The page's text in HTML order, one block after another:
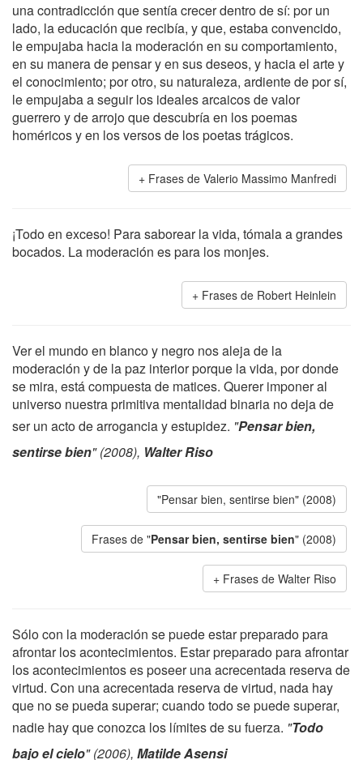
una contradicción que sentía crecer dentro de sí: por un
lado, la educación que recibía, y que, estaba convencido,
le empujaba hacia la moderación en su comportamiento,
en su manera de pensar y en sus deseos, y hacia el arte y
el conocimiento; por otro, su naturaleza, ardiente de por sí,
le empujaba a seguir los ideales arcaicos de valor
guerrero y de arrojo que descubría en los poemas
homéricos y en los versos de los poetas trágicos.
Frases de Valerio Massimo Manfredi
¡Todo en exceso! Para saborear la vida, tómala a grandes
bocados. La moderación es para los monjes.
Frases de Robert Heinlein
Ver el mundo en blanco y negro nos aleja de la
moderación y de la paz interior porque la vida, por donde
se mira, está compuesta de matices. Querer imponer al
universo nuestra primitiva mentalidad binaria no deja de
ser un acto de arrogancia y estupidez. "Pensar bien,
sentirse bien" (2008), Walter Riso
"Pensar bien, sentirse bien" (2008)
Frases de "Pensar bien, sentirse bien" (2008)
Frases de Walter Riso
Sólo con la moderación se puede estar preparado para
afrontar los acontecimientos. Estar preparado para afrontar
los acontecimientos es poseer una acrecentada reserva de
virtud. Con una acrecentada reserva de virtud, nada hay
que no se pueda superar; cuando todo se puede superar,
nadie hay que conozca los límites de su fuerza. "Todo
bajo el cielo" (2006), Matilde Asensi